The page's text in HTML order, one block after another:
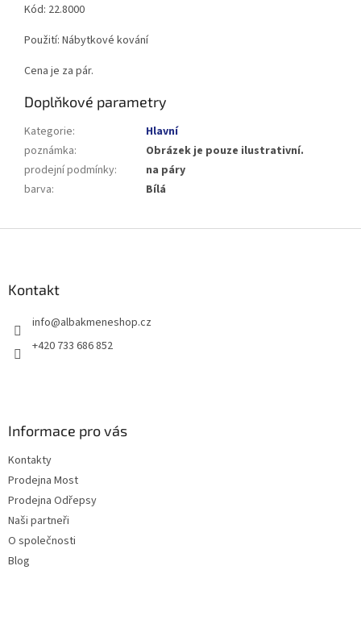
Kód: 22.8000
Použití: Nábytkové kování
Cena je za pár.
Doplňkové parametry
Kategorie:
Hlavní
poznámka:
Obrázek je pouze ilustrativní.
prodejní podmínky:
na páry
barva: Bílá
Kontakt
info@albakmeneshop.cz
+420 733 686 852
Informace pro vás
Kontakty
Prodejna Most
Prodejna Odřepsy
Naši partneři
O společnosti
Blog